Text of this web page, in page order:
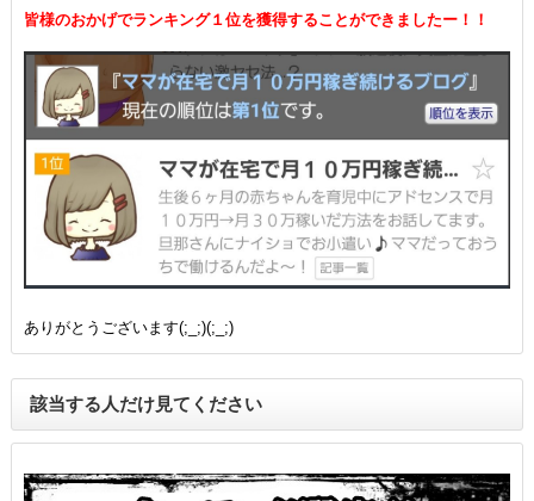
皆様のおかげでランキング１位を獲得することができましたー！！
ありがとうございます(;_;)(;_;)
該当する人だけ見てください